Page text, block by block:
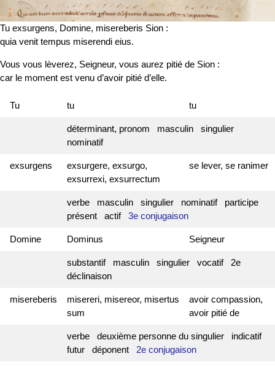
Tu exsurgens, Domine, misereberis Sion :
quia venit tempus miserendi eius.
Vous vous lèverez, Seigneur, vous aurez pitié de Sion :
car le moment est venu d’avoir pitié d’elle.
Tu tu tu
déterminant, pronom masculin singulier
nominatif
exsurgens
exsurgere, exsurgo,
exsurrexi, exsurrectum
se lever, se ranimer
verbe masculin singulier nominatif participe
présent actif 3e conjugaison
Domine Dominus Seigneur
substantif masculin singulier vocatif 2e
déclinaison
misereberis
misereri, misereor, misertus
sum
avoir compassion,
avoir pitié de
verbe deuxième personne du singulier indicatif
futur déponent 2e conjugaison